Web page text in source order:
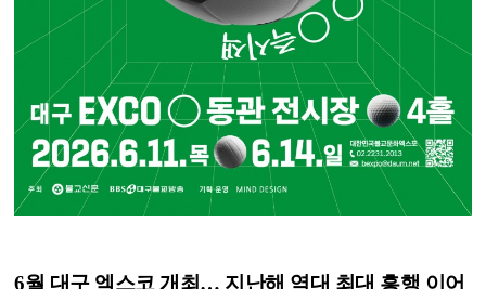
6월 대구 엑스코 개최… 지난해 역대 최대 흥행 이어